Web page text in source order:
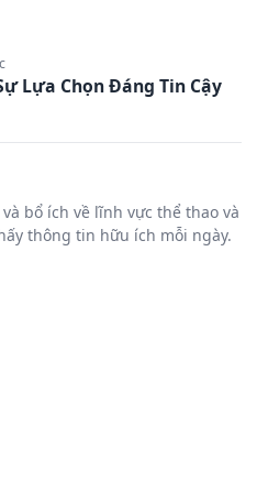
Lựa Chọn Đáng Tin Cậy
bổ ích về lĩnh vực thể thao và
thông tin hữu ích mỗi ngày.